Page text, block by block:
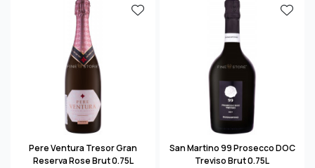
Pere Ventura Tresor Gran
Reserva Rose Brut 0.75L
San Martino 99 Prosecco DOC
Treviso Brut 0.75L